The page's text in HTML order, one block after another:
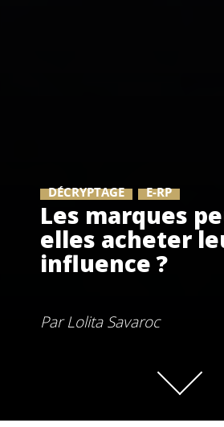
DÉCRYPTAGE E-RP
Les marques
elles acheter
influence ?
ParLolita Savaroc